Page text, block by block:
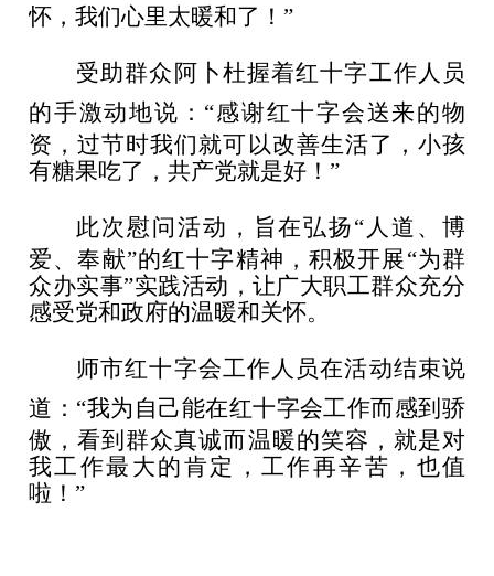
怀，我们心里太暖和了！”
受助群众阿卜杜握着红十字工作人员
的手激动地说： “感谢红十字会送来的物
资，过节时我们就可以改善生活了，小孩
有糖果吃了，共产党就是好！”
此次慰问活动，旨在弘扬“人道、博
爱、奉献”的红十字精神，积极开展“为群
众办实事”实践活动，让广大职工群众充分
感受党和政府的温暖和关怀。
师市红十字会工作人员在活动结束说
道： “我为自己能在红十字会工作而感到骄
傲，看到群众真诚而温暖的笑容，就是对
我工作最大的肯定，工作再辛苦，也值
啦！”